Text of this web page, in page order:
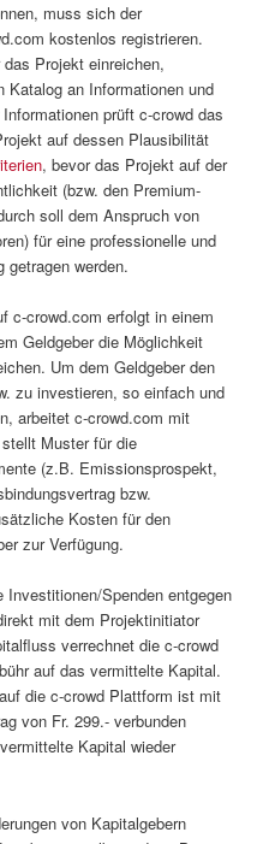
muss sich der
kostenlos registrieren.
Projekt einreichen,
an Informationen und
prüft c-crowd das
auf dessen Plausibilität
, bevor das Projekt auf der
(bzw. den Premium-
soll dem Anspruch von
für eine professionelle und
getragen werden.
c-crowd.com erfolgt in einem
Geldgeber die Möglichkeit
Um dem Geldgeber den
zu investieren, so einfach und
arbeitet c-crowd.com mit
Muster für die
(z.B. Emissionsprospekt,
bzw.
Kosten für den
zur Verfügung.
Spenden entgegen
mit dem Projektinitiator
verrechnet die c-crowd
auf das vermittelte Kapital.
die c-crowd Plattform ist mit
von Fr. 299.- verbunden
Kapital wieder
von Kapitalgebern